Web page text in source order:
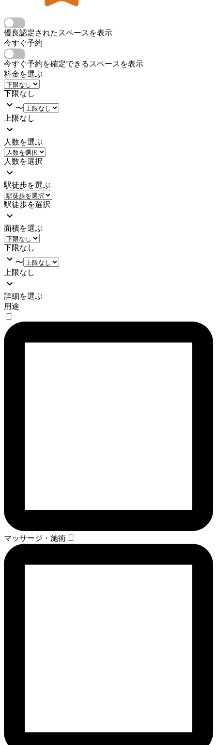
優良認定されたスペースを表示
今すぐ予約
今すぐ予約を確定できるスペースを表示
料金を選ぶ
下限なし
〜
上限なし
人数を選ぶ
人数を選択
駅徒歩を選ぶ
駅徒歩を選択
面積を選ぶ
下限なし
〜
上限なし
詳細を選ぶ
用途
マッサージ・施術